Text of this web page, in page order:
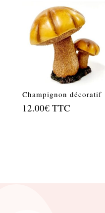
Champignon décoratif
12.00€ TTC